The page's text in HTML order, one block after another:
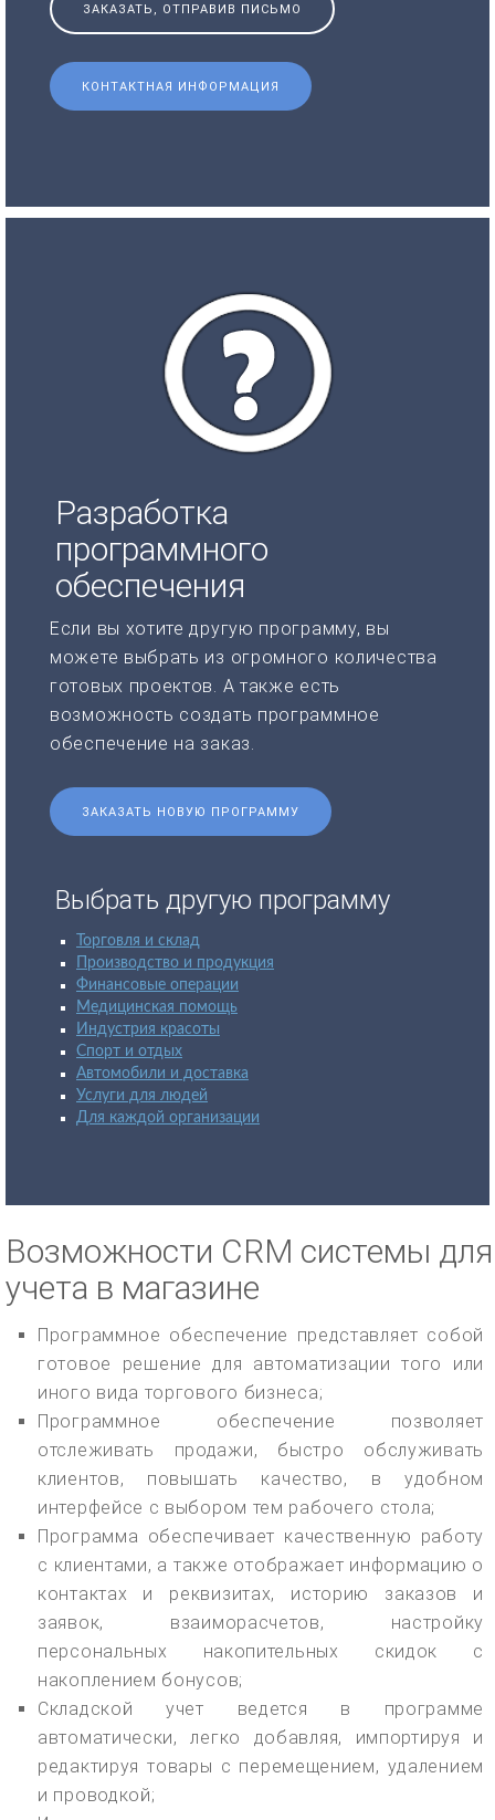
ЗАКАЗАТЬ, ОТПРАВИВ ПИСЬМО
КОНТАКТНАЯ ИНФОРМАЦИЯ
Разработка
программного
обеспечения
Если вы хотите другую программу, вы
можете выбрать из огромного количества
готовых проектов. А также есть
возможность создать программное
обеспечение на заказ.
ЗАКАЗАТЬ НОВУЮ ПРОГРАММУ
Выбрать другую программу
Торговля и склад
Производство и продукция
Финансовые операции
Медицинская помощь
Индустрия красоты
Спорт и отдых
Автомобили и доставка
Услуги для людей
Для каждой организации
Возможности CRM системы для
учета в магазине
Программное обеспечение представляет собой
готовое решение для автоматизации того или
иного вида торгового бизнеса;
Программное обеспечение позволяет
отслеживать продажи, быстро обслуживать
клиентов, повышать качество, в удобном
интерфейсе с выбором тем рабочего стола;
Программа обеспечивает качественную работу
с клиентами, а также отображает информацию о
контактах и реквизитах, историю заказов и
заявок, взаиморасчетов, настройку
персональных накопительных скидок с
накоплением бонусов;
Складской учет ведется в программе
автоматически, легко добавляя, импортируя и
редактируя товары с перемещением, удалением
и проводкой;